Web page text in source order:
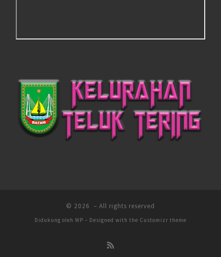
© 2026 – All rights reserved
Didukung oleh WP – Designed with the Customizr theme